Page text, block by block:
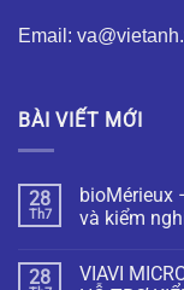
Email:
BÀI VIẾT MỚI
28
Th7
bioMérieux
và kiểm
28
VIAVI